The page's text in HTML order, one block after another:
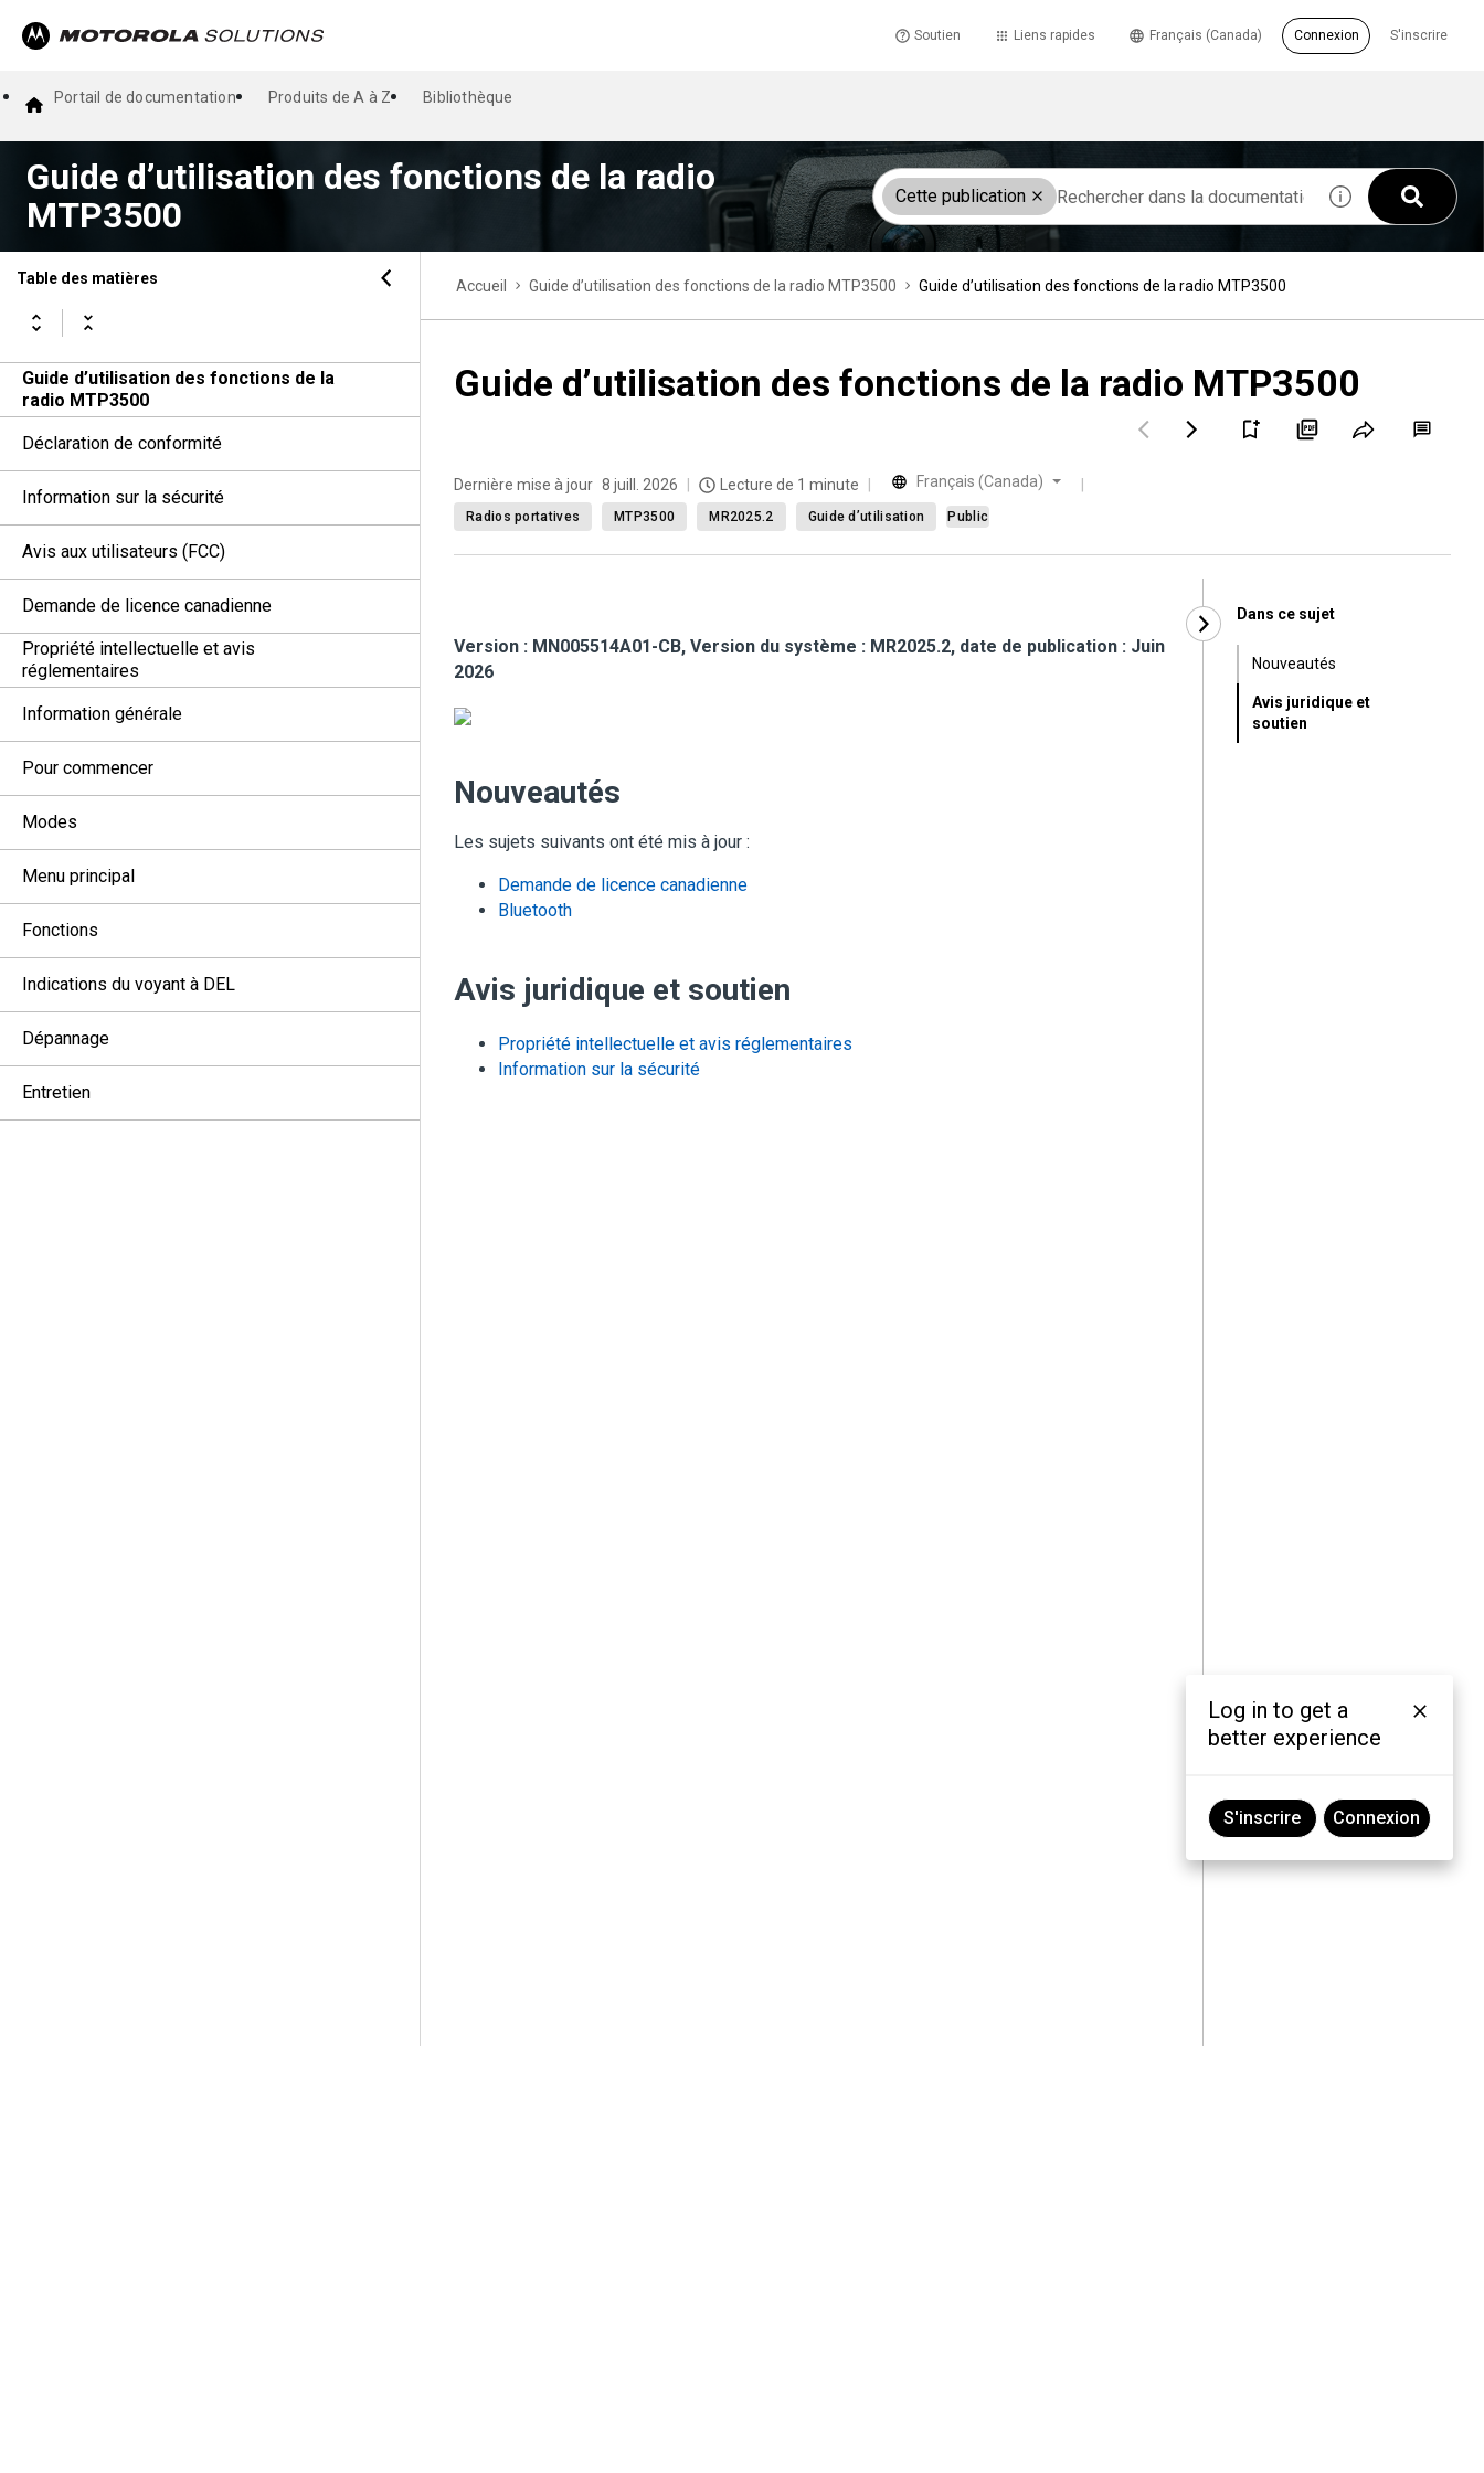
Soutien Liens rapides S'inscrire
Français (Canada) Connexion
Portail de documentation Produits de A à Z Bibliothèque
Guide d’utilisation des fonctions de la radio
MTP3500
Cette publication
Table des matières
Guide d’utilisation des fonctions de la
radio MTP3500
Déclaration de conformité
Information sur la sécurité
Avis aux utilisateurs (FCC)
Demande de licence canadienne
Propriété intellectuelle et avis
réglementaires
Information générale
Pour commencer
Modes
Menu principal
Fonctions
Indications du voyant à DEL
Dépannage
Entretien
Accueil Guide d’utilisation des fonctions de la radio MTP3500 Guide d’utilisation des fonctions de la radio MTP3500
Guide d’utilisation des fonctions de la radio MTP3500
Dernière mise à jour 8 juill. 2026 Lecture de 1 minute Français (Canada)
Radios portatives MTP3500 MR2025.2 Guide d’utilisation Public
Version : MN005514A01-CB, Version du système : MR2025.2, date de publication : Juin
2026
Nouveautés
Les sujets suivants ont été mis à jour :
Demande de licence canadienne
Bluetooth
Avis juridique et soutien
Propriété intellectuelle et avis réglementaires
Information sur la sécurité
Dans ce sujet
Nouveautés
Avis juridique et
soutien
Log in to get a
better experience
S'inscrire Connexion